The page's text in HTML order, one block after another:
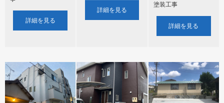
詳細を見る
詳細を見る
塗装工事
詳細を見る